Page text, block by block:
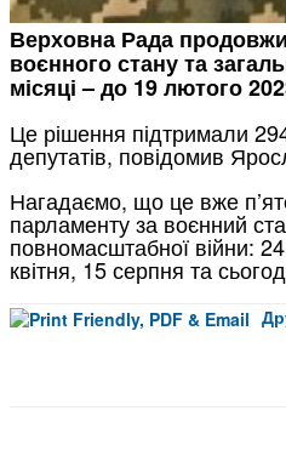
Верховна Рада
воєнного стану та
місяці – до 19 лютого
Це рішення підтримали
депутатів, повідомив
Нагадаємо, що це вже
парламенту за воєнний
повномасштабної війни:
квітня, 15 серпня та